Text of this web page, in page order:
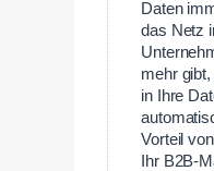
Daten
das Netz
mehr
in Ihre
Vorteil
Ihr B2B-